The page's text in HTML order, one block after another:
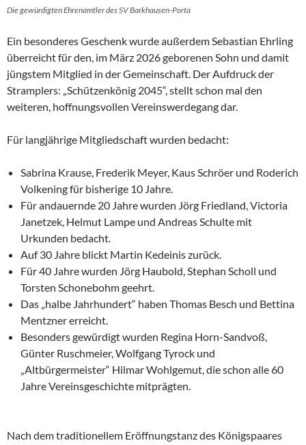
Die gewürdigten Ehrenamtler des SV Barkhausen-Porta
Ein besonderes Geschenk wurde außerdem Sebastian Ehrling
überreicht für den, im März 2026 geborenen Sohn und damit
jüngstem Mitglied in der Gemeinschaft. Der Aufdruck der
Stramplers: „Schützenkönig 2045“, stellt schon mal den
weiteren, hoffnungsvollen Vereinswerdegang dar.
Für langjährige Mitgliedschaft wurden bedacht:
Sabrina Krause, Frederik Meyer, Kaus Schröer und Roderich
Volkening für bisherige 10 Jahre.
Für andauernde 20 Jahre wurden Jörg Friedland, Victoria
Janetzek, Helmut Lampe und Andreas Schulte mit
Urkunden bedacht.
Auf 30 Jahre blickt Martin Kedeinis zurück.
Für 40 Jahre wurden Jörg Haubold, Stephan Scholl und
Torsten Schonebohm geehrt.
Das „halbe Jahrhundert“ haben Thomas Besch und Bettina
Mentzner erreicht.
Besonders gewürdigt wurden Regina Horn-Sandvoß,
Günter Ruschmeier, Wolfgang Tyrock und
„Altbürgermeister“ Hilmar Wohlgemut, die schon alle 60
Jahre Vereinsgeschichte mitprägten.
Nach dem traditionellem Eröffnungstanz des Königspaares